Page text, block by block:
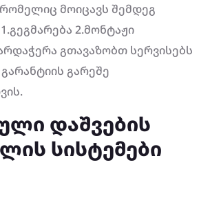
მოიცავს შემდეგ
2.მონტაჟი
გთავაზობთ სერვისებს
გარეშე
დაშვების
სისტემები